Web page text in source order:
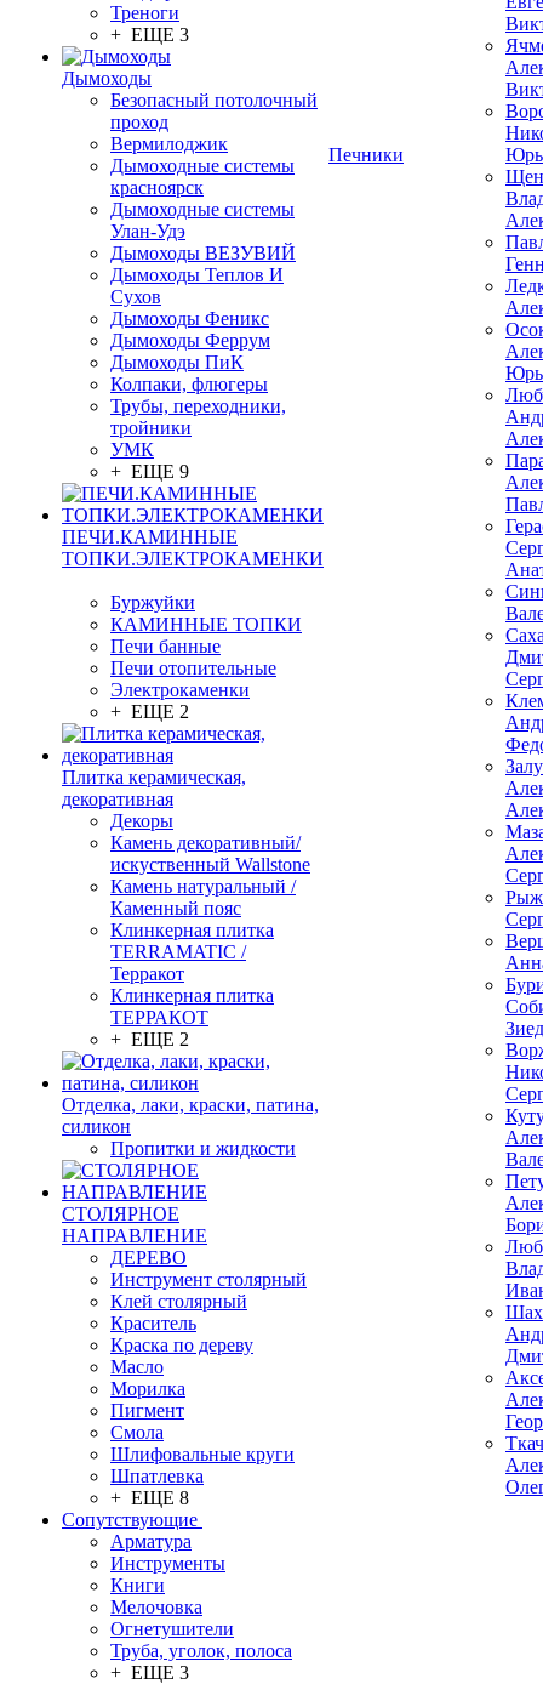
Треноги
+ ЕЩЕ 3
Дымоходы
Безопасный потолочный
проход
Вермилоджик
Дымоходные системы
красноярск
Дымоходные системы
Улан-Удэ
Дымоходы ВЕЗУВИЙ
Дымоходы Теплов И
Сухов
Дымоходы Феникс
Дымоходы Феррум
Дымоходы ПиК
Колпаки, флюгеры
Трубы, переходники,
тройники
УМК
+ ЕЩЕ 9
ПЕЧИ.КАМИННЫЕ
ТОПКИ.ЭЛЕКТРОКАМЕНКИ
Буржуйки
КАМИННЫЕ ТОПКИ
Печи банные
Печи отопительные
Электрокаменки
+ ЕЩЕ 2
Плитка керамическая,
декоративная
Декоры
Камень декоративный/
искуственный Wallstone
Камень натуральный /
Каменный пояс
Клинкерная плитка
TERRAMATIC /
Терракот
Клинкерная плитка
ТЕРРАКОТ
+ ЕЩЕ 2
Отделка, лаки, краски, патина,
силикон
Пропитки и жидкости
СТОЛЯРНОЕ
НАПРАВЛЕНИЕ
ДЕРЕВО
Инструмент столярный
Клей столярный
Краситель
Краска по дереву
Масло
Морилка
Пигмент
Смола
Шлифовальные круги
Шпатлевка
+ ЕЩЕ 8
Сопутствующие
Арматура
Инструменты
Книги
Мелочовка
Огнетушители
Труба, уголок, полоса
+ ЕЩЕ 3
Печники